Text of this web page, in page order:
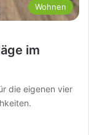
Wohnen
im
die eigenen vier